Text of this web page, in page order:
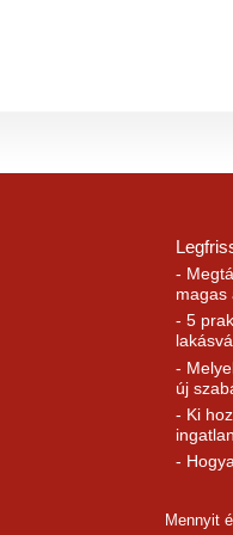
-
magas
- 5
-
új
- Ki
-
Mennyit